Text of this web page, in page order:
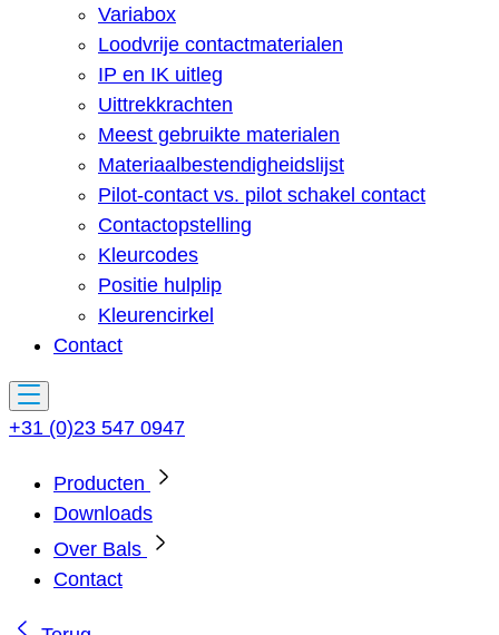
Variabox
Loodvrije contactmaterialen
IP en IK uitleg
Uittrekkrachten
Meest gebruikte materialen
Materiaalbestendigheidslijst
Pilot-contact vs. pilot schakel contact
Contactopstelling
Kleurcodes
Positie hulplip
Kleurencirkel
Contact
+31 (0)23 547 0947
Producten
Downloads
Over Bals
Contact